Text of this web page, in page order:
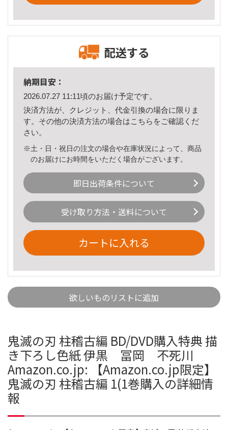
配送する
納期目安：
2026.07.27 11:11頃のお届け予定です。
決済方法が、クレジット、代金引換の場合に限りま
す。その他の決済方法の場合はこちら をご確認くだ
さい。
※土・日・祝日の注文の場合や在庫状況によって、商品
のお届けにお時間をいただく場合がございます。
即日出荷条件について
受け取り方法・送料について
カートに入れる
欲しいものリストに追加
鬼滅の刃 柱稽古編 BD/DVD購入特典 描
き下ろし色紙 伊黒 冨岡 不死川
Amazon.co.jp: 【Amazon.co.jp限定】
鬼滅の刃 柱稽古編 1(1巻購入の詳細情
報